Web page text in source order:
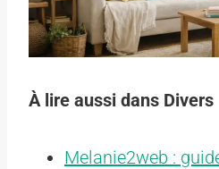
À lire aussi dans Divers
Melanie2web :